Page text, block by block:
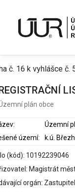
č. 16 k vyhlášce č.
plán obce
území:
(kód): 10192239046
Magistrát
orgán: